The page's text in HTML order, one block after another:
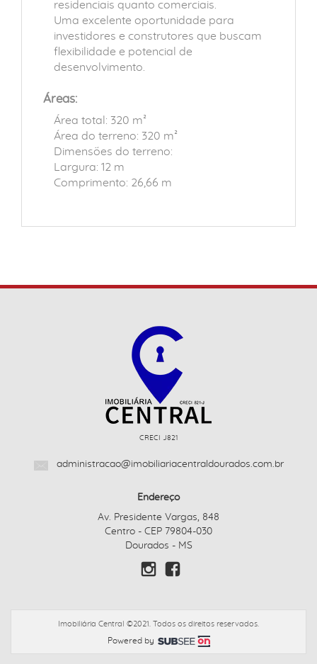
residenciais quanto comerciais.
Uma excelente oportunidade para
investidores e construtores que buscam
flexibilidade e potencial de
desenvolvimento.
Áreas:
Área total: 320 m²
Área do terreno: 320 m²
Dimensões do terreno:
Largura: 12 m
Comprimento: 26,66 m
CRECI J821
administracao@imobiliariacentraldourados.com.br
Endereço
Av. Presidente Vargas, 848
Centro - CEP 79804-030
Dourados - MS
Imobiliária Central ©2021. Todos os direitos reservados.
Powered by